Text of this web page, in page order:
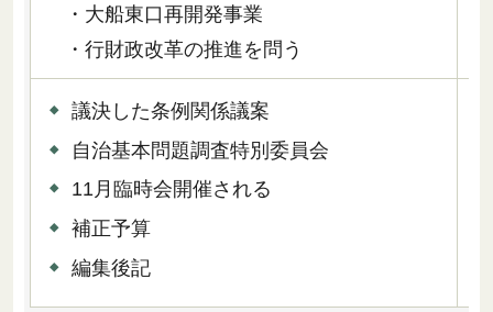
・大船東口再開発事業
・行財政改革の推進を問う
議決した条例関係議案
自治基本問題調査特別委員会
11月臨時会開催される
補正予算
編集後記